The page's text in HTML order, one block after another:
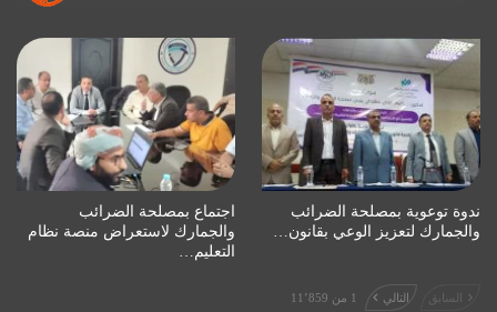
ندوة توعوية بمصلحة الضرائب
والجمارك لتعزيز الوعي بقانون…
اجتماع بمصلحة الضرائب
والجمارك لاستعراض منصة نظام
التعليم…
السابق التالي 1 من 11٬859